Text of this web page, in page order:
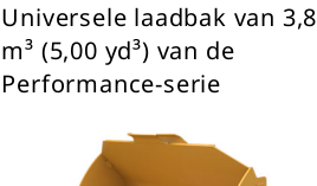
Universele laadbak van 3,8
m³ (5,00 yd³) van de
Performance-serie